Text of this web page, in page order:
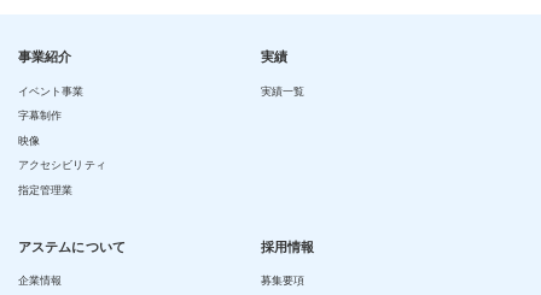
事業紹介
イベント事業
字幕制作
映像
アクセシビリティ
指定管理業
実績
実績一覧
アステムについて
企業情報
採用情報
募集要項